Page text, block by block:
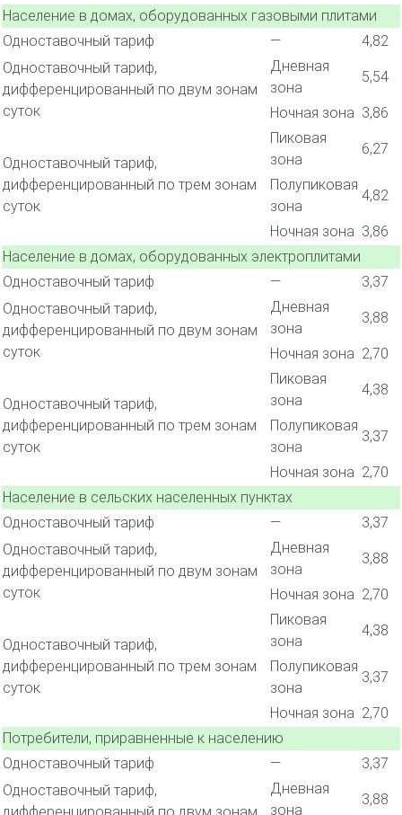
Население в домах, оборудованных газовыми плитами
Одноставочный тариф
—
4,82
Одноставочный тариф,
дифференцированный по двум зонам
суток
Дневная
зона
5,54
Ночная зона 3,86
Одноставочный тариф,
дифференцированный по трем зонам
суток
Пиковая
зона
6,27
Полупиковая
зона
4,82
Ночная зона 3,86
Население в домах, оборудованных электроплитами
Одноставочный тариф
—
3,37
Одноставочный тариф,
дифференцированный по двум зонам
суток
Дневная
зона
3,88
Ночная зона 2,70
Одноставочный тариф,
дифференцированный по трем зонам
суток
Пиковая
зона
4,38
Полупиковая
зона
3,37
Ночная зона 2,70
Население в сельских населенных пунктах
Одноставочный тариф
—
3,37
Одноставочный тариф,
дифференцированный по двум зонам
суток
Дневная
зона
3,88
Ночная зона 2,70
Одноставочный тариф,
дифференцированный по трем зонам
суток
Пиковая
зона
4,38
Полупиковая
зона
3,37
Ночная зона 2,70
Потребители, приравненные к населению
Одноставочный тариф
—
3,37
Одноставочный тариф,
дифференцированный по двум зонам
Дневная
зона
3,88